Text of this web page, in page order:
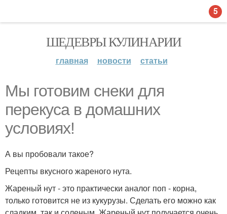
ШЕДЕВРЫ КУЛИНАРИИ
главная новости статьи
Мы готовим снеки для
перекуса в домашних
условиях!
А вы пробовали такое?
Рецепты вкусного жареного нута.
Жареный нут - это практически аналог поп - корна,
только готовится не из кукурузы. Сделать его можно как
5